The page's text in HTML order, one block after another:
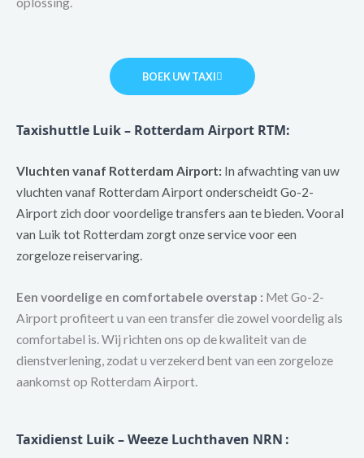
BOEK UW TAXI
Taxishuttle Luik – Rotterdam Airport RTM:
Vluchten vanaf Rotterdam Airport: In afwachting van uw
vluchten vanaf Rotterdam Airport onderscheidt Go-2-
Airport zich door voordelige transfers aan te bieden. Vooral
van Luik tot Rotterdam zorgt onze service voor een
zorgeloze reiservaring.
Een voordelige en comfortabele overstap : Met Go-2-
Airport profiteert u van een transfer die zowel voordelig als
comfortabel is. Wij richten ons op de kwaliteit van de
dienstverlening, zodat u verzekerd bent van een zorgeloze
aankomst op Rotterdam Airport.
Taxidienst Luik – Weeze Luchthaven NRN :